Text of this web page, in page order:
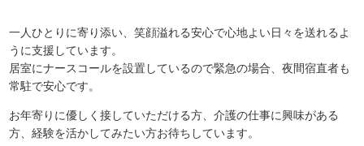
一人ひとりに寄り添い、笑顔溢れる安心で心地よい日々を送れるよ
うに支援しています。
居室にナースコールを設置しているので緊急の場合、夜間宿直者も
常駐で安心です。
お年寄りに優しく接していただける方、介護の仕事に興味がある
方、経験を活かしてみたい方お待ちしています。